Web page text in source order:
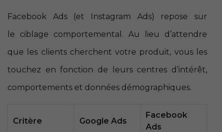
Facebook Ads (et Instagram Ads) repose sur
le ciblage comportemental. Au lieu d’attendre
que les clients cherchent votre produit, vous les
touchez en fonction de leurs centres d’intérêt,
comportements et données démographiques.
Critère Google Ads
Facebook
Ads